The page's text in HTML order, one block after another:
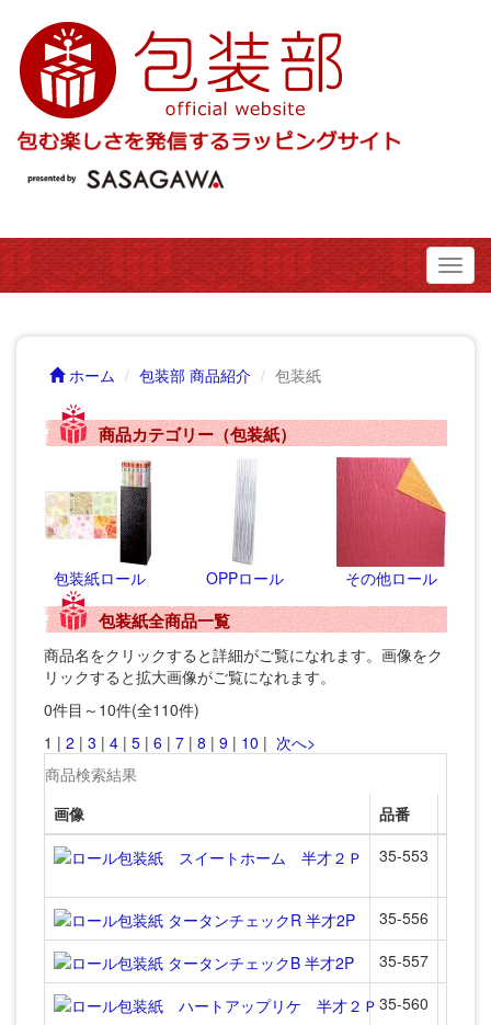
ホーム 包装部 商品紹介 包装紙
商品カテゴリー（包装紙）
包装紙ロール OPPロール その他ロール
包装紙全商品一覧
商品名をクリックすると詳細がご覧になれます。画像をク
リックすると拡大画像がご覧になれます。
0件目～10件(全110件)
1 | 2 | 3 | 4 | 5 | 6 | 7 | 8 | 9 | 10 | 次へ>
商品検索結果
画像
品番
35-553
35-556
35-557
35-560